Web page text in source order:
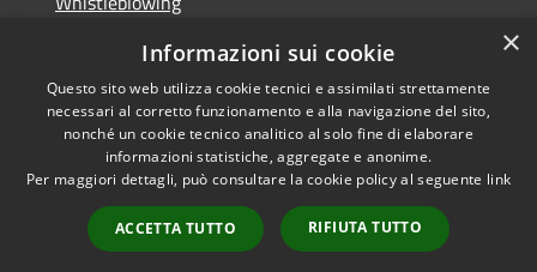
RSS
Accessibilità
Privacy
Mappa del sito
Copyright © 2026 • Comune di
Bussolengo • Powered by
Municipium•Accesso
redazione
×
Informazioni sui cookie
Questo sito web utilizza cookie tecnici e assimilati strettamente
necessari al corretto funzionamento e alla navigazione del sito,
nonché un cookie tecnico analitico al solo fine di elaborare
informazioni statistiche, aggregate e anonime.
Per maggiori dettagli, può consultare la cookie policy al seguente link
ACCETTA TUTTO RIFIUTA TUTTO